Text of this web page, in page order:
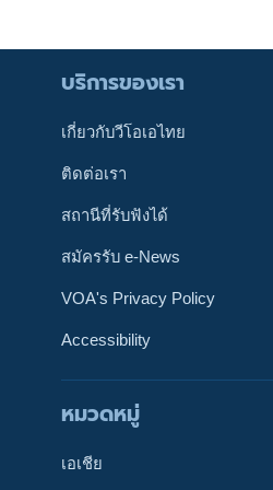
ติดตามเรา
บริการของเรา
เกี่ยวกับวีโอเอไทย
ติดต่อเรา
สถานีที่รับฟังได้
สมัครรับ e-News
VOA's Privacy Policy
Accessibility
หมวดหมู่
เอเชีย